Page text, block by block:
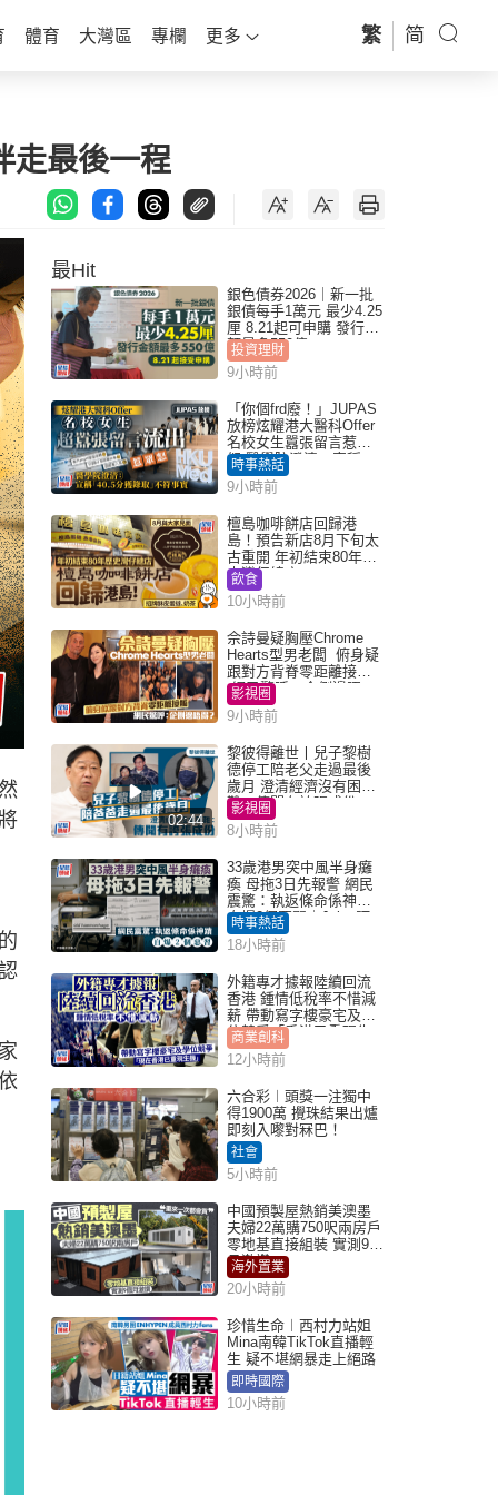
體育 大灣區 專欄 更多 繁 简
走最後一程
最Hit
銀色債券2026｜新一批
銀債每手1萬元 最少4.25
厘 8.21起可申購 發行金
額最多550億
投資理財
9小時前
「你個frd廢！」JUPAS
放榜炫耀港大醫科Offer
名校女生囂張留言惹眾
怒 醫學院澄清：宣稱
「40.5分獲錄取」不符事
實｜Juicy叮
時事熱話
9小時前
檀島咖啡餅店回歸港
島！預告新店8月下旬太
古重開 年初結束80年歷
史灣仔總店
飲食
10小時前
佘詩曼疑胸壓Chrome
Hearts型男老闆 俯身疑
跟對方背脊零距離接觸
網民驚呼：企側邊唔
得？
影視圈
9小時前
02:44
黎彼得離世丨兒子黎樹
德停工陪老父走過最後
歲月 澄清經濟沒有困
難：傳聞有誇張成份
影視圈
8小時前
33歲港男突中風半身癱
瘓 母拖3日先報警 網民
震驚：執返條命係神蹟
自爆2個惡習｜Juicy叮
時事熱話
18小時前
外籍專才據報陸續回流
香港 鍾情低稅率不惜減
薪 帶動寫字樓豪宅及學
位競爭「香港已重現生
機」
商業創科
12小時前
六合彩︱頭獎一注獨中
得1900萬 攪珠結果出爐
即刻入嚟對冧巴！
社會
5小時前
中國預製屋熱銷美澳墨
夫婦22萬購750呎兩房戶
零地基直接組裝 實測9個
月激讚
海外置業
20小時前
珍惜生命︱西村力站姐
Mina南韓TikTok直播輕
生 疑不堪網暴走上絕路
即時國際
10小時前